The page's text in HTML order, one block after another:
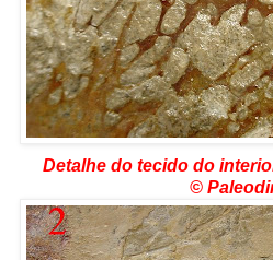
Detalhe do tecido do
©